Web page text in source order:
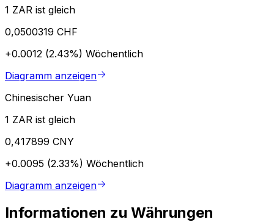
1 ZAR ist gleich
0,0500319 CHF
+0.0012 (2.43%) Wöchentlich
Diagramm anzeigen
Chinesischer Yuan
1 ZAR ist gleich
0,417899 CNY
+0.0095 (2.33%) Wöchentlich
Diagramm anzeigen
Informationen zu Währungen